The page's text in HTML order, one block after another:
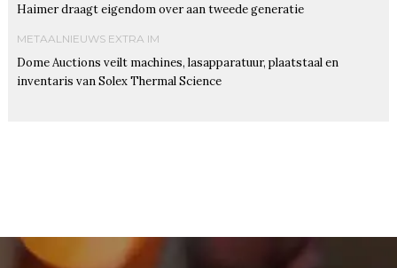
Haimer draagt eigendom over aan tweede generatie
METAALNIEUWS EXTRA IM
Dome Auctions veilt machines, lasapparatuur, plaatstaal en
inventaris van Solex Thermal Science